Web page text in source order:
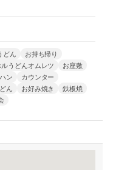
どん
お持ち帰り
ルうどんオムレツ
お座敷
ン
カウンター
ん お好み焼き
鉄板焼